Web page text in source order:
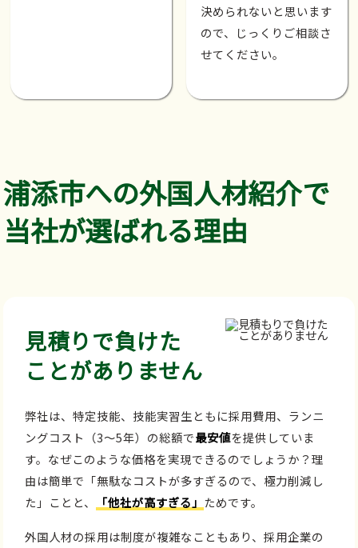
決められないと思います
ので、じっくりご相談さ
せてください。
浦添市への外国人材紹介で
当社が選ばれる理由
見積りで負けた
ことがありません
弊社は、特定技能、技能実習生ともに採用費用、ランニ
ングコスト（3～5年）の総額で最安値を提供していま
す。なぜこのような価格を実現できるのでしょうか？理
由は簡単で「無駄なコストが多すぎるので、極力削減し
た」ことと、
「他社が高すぎる」 ためです。
外国人材の採用は制度が複雑なこともあり、採用企業の